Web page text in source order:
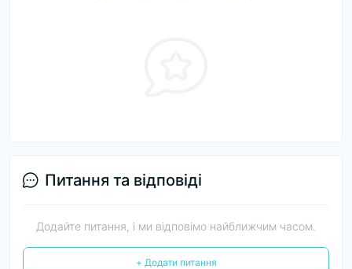
Питання та відповіді
Додайте питання, і ми відповімо найближчим часом.
+ Додати питання